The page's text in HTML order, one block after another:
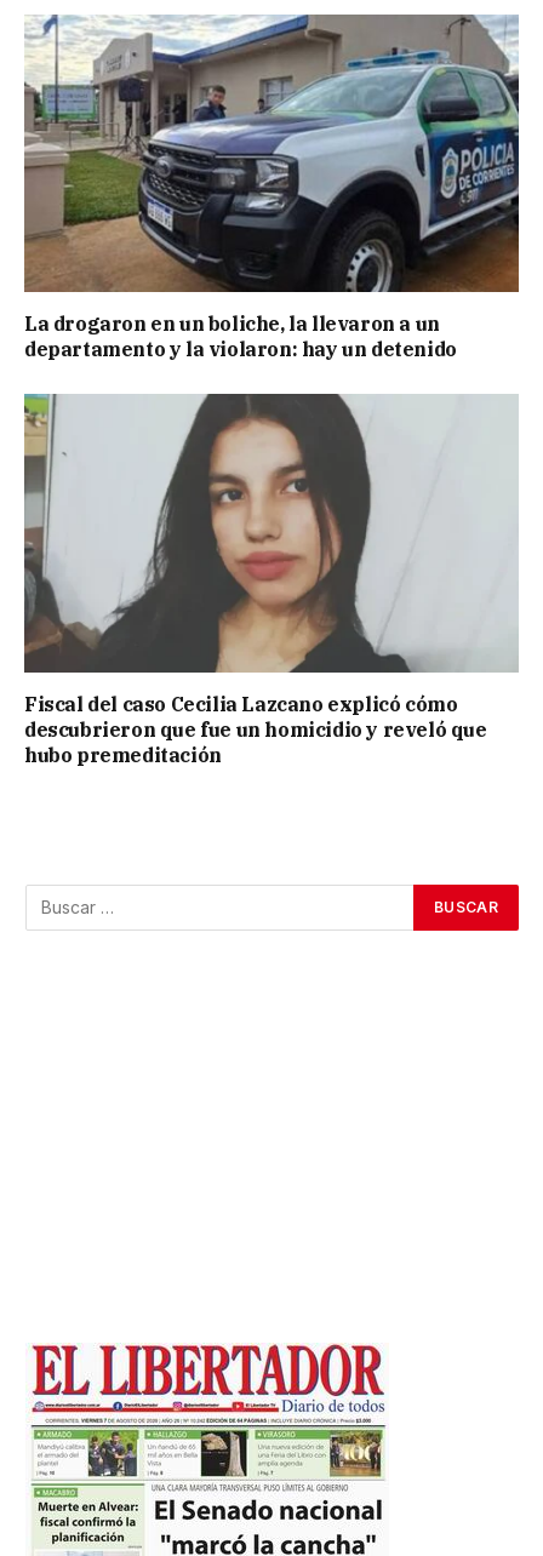
La drogaron en un boliche, la llevaron a un
departamento y la violaron: hay un detenido
Fiscal del caso Cecilia Lazcano explicó cómo
descubrieron que fue un homicidio y reveló que
hubo premeditación